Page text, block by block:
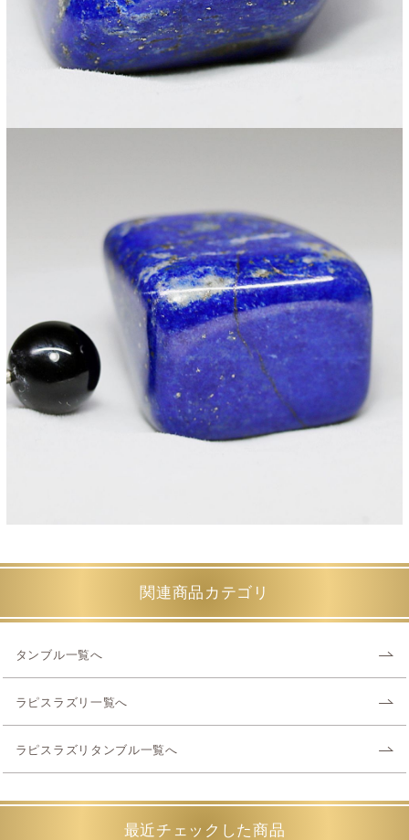
関連商品カテゴリ
タンブル一覧へ
ラピスラズリ一覧へ
ラピスラズリタンブル一覧へ
最近チェックした商品